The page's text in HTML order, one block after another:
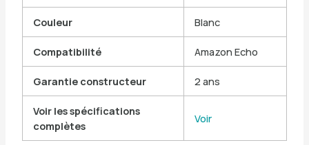
Couleur Blanc
Compatibilité Amazon Echo
Garantie constructeur 2 ans
Voir les spécifications
complètes
Voir